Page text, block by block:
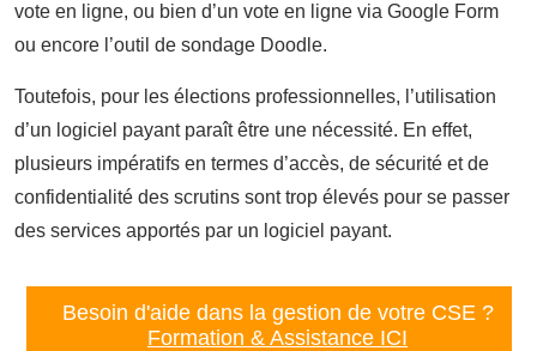
vote en ligne, ou bien d’un vote en ligne via Google Form
ou encore l’outil de sondage Doodle.
Toutefois, pour les élections professionnelles, l’utilisation
d’un logiciel payant paraît être une nécessité. En effet,
plusieurs impératifs en termes d’accès, de sécurité et de
confidentialité des scrutins sont trop élevés pour se passer
des services apportés par un logiciel payant.
Besoin d'aide dans la gestion de votre CSE ?
Formation & Assistance ICI